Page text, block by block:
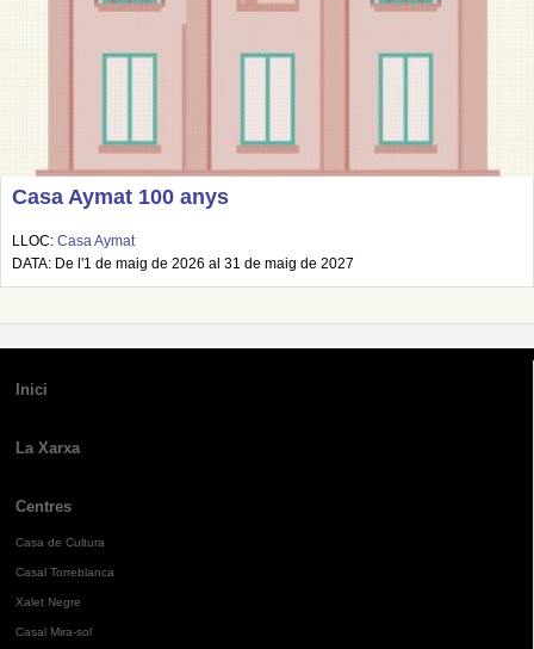
Casa Aymat 100 anys
LLOC: Casa Aymat
DATA: De l'1 de maig de 2026 al 31 de maig de 2027
Inici
La Xarxa
Centres
Casa de Cultura
Casal Torreblanca
Xalet Negre
Casal Mira-sol